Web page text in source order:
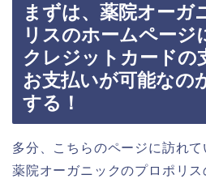
まずは、薬院オーガ
リスのホームページ
クレジットカードの
お支払いが可能なの
する！
多分、こちらのページに訪れて
薬院オーガニックのプロポリ